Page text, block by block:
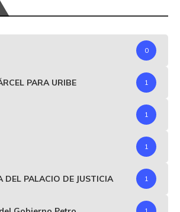
0
PARA URIBE 1
1
1
DEL PALACIO DE JUSTICIA 1